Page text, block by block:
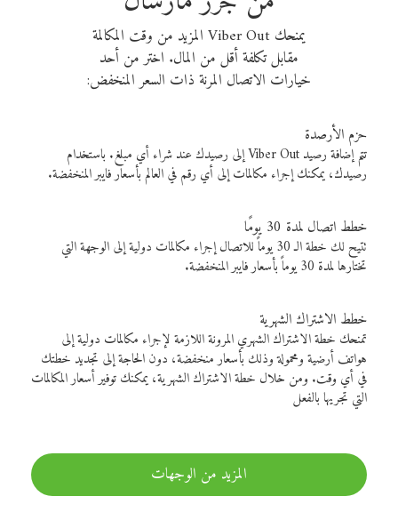
يمنحك Viber Out المزيد من وقت المكالمة
مقابل تكلفة أقل من المال. اختر من أحد
خيارات الاتصال المرنة ذات السعر المنخفض:
حزم الأرصدة
تتم إضافة رصيد Viber Out إلى رصيدك عند شراء أي مبلغ. باستخدام
رصيدك، يمكنك إجراء مكالمات إلى أي رقم في العالم بأسعار فايبر المنخفضة.
خطط اتصال لمدة 30 يومًا
تتيح لك خطة الـ 30 يوماً للاتصال إجراء مكالمات دولية إلى الوجهة التي
تختارها لمدة 30 يوماً بأسعار فايبر المنخفضة.
خطط الاشتراك الشهرية
تمنحك خطة الاشتراك الشهري المرونة اللازمة لإجراء مكالمات دولية إلى
هواتف أرضية ومحمولة وذلك بأسعار منخفضة، دون الحاجة إلى تجديد خطتك
في أي وقت. ومن خلال خطة الاشتراك الشهرية، يمكنك توفير أسعار المكالمات
التي تجريها بالفعل
المزيد من الوجهات